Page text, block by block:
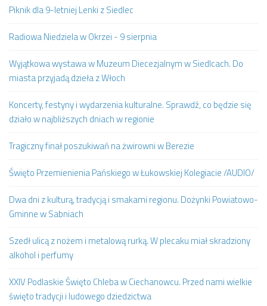
Piknik dla 9-letniej Lenki z Siedlec
Radiowa Niedziela w Okrzei - 9 sierpnia
Wyjątkowa wystawa w Muzeum Diecezjalnym w Siedlcach. Do
miasta przyjadą dzieła z Włoch
Koncerty, festyny i wydarzenia kulturalne. Sprawdź, co będzie się
działo w najbliższych dniach w regionie
Tragiczny finał poszukiwań na żwirowni w Berezie
Święto Przemienienia Pańskiego w Łukowskiej Kolegiacie /AUDIO/
Dwa dni z kulturą, tradycją i smakami regionu. Dożynki Powiatowo-
Gminne w Sabniach
Szedł ulicą z nożem i metalową rurką. W plecaku miał skradziony
alkohol i perfumy
XXIV Podlaskie Święto Chleba w Ciechanowcu. Przed nami wielkie
święto tradycji i ludowego dziedzictwa